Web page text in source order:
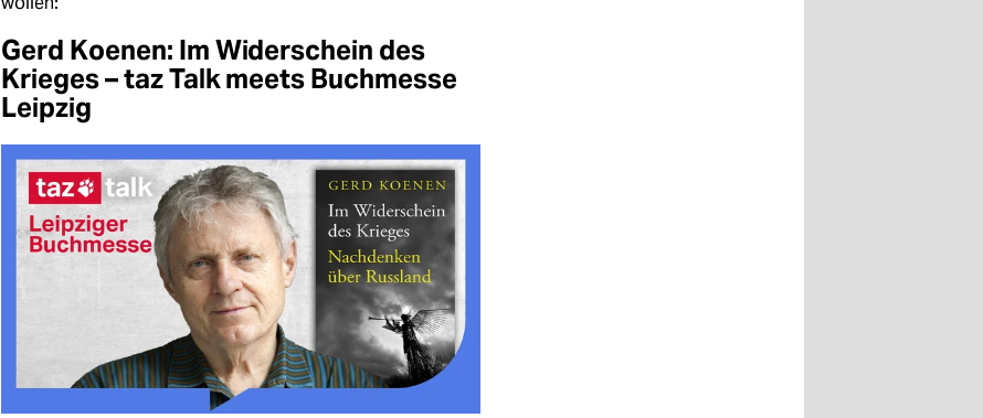
Gerd Koenen: Im Widerschein des
Krieges – taz Talk meets Buchmesse
Leipzig